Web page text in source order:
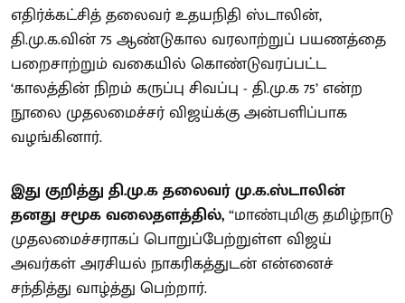
எதிர்க்கட்சித் தலைவர் உதயநிதி ஸ்டாலின்,
தி.மு.க.வின் 75 ஆண்டுகால வரலாற்றுப் பயணத்தை
பறைசாற்றும் வகையில் கொண்டுவரப்பட்ட
‘காலத்தின் நிறம் கருப்பு சிவப்பு - தி.மு.க 75’ என்ற
நூலை முதலமைச்சர் விஜய்க்கு அன்பளிப்பாக
வழங்கினார்.
இது குறித்து தி.மு.க தலைவர் மு.க.ஸ்டாலின்
தனது சமூக வலைதளத்தில்,“மாண்புமிகு தமிழ்நாடு
முதலமைச்சராகப் பொறுப்பேற்றுள்ள விஜய்
அவர்கள் அரசியல் நாகரிகத்துடன் என்னைச்
சந்தித்து வாழ்த்து பெற்றார்.